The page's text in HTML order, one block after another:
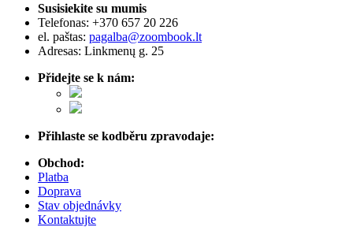
Susisiekite su mumis
Telefonas: +370 657 20 226
el. paštas: pagalba@zoombook.lt
Adresas: Linkmenų g. 25
Přidejte se k nám:
Přihlaste se kodběru zpravodaje:
Obchod:
Platba
Doprava
Stav objednávky
Kontaktujte